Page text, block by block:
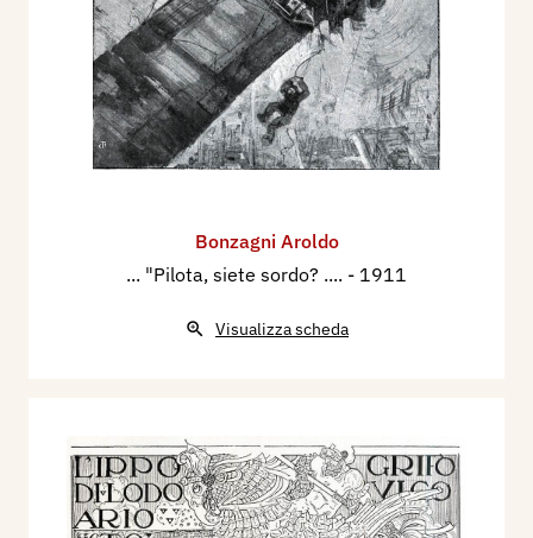
Bonzagni Aroldo
... "Pilota, siete sordo? .... - 1911
Visualizza scheda